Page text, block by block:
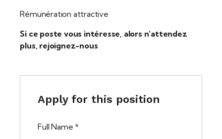
Rémunération attractive
Si ce poste vous intéresse, alors n’attendez
plus, rejoignez-nous
Apply for this position
Full Name*